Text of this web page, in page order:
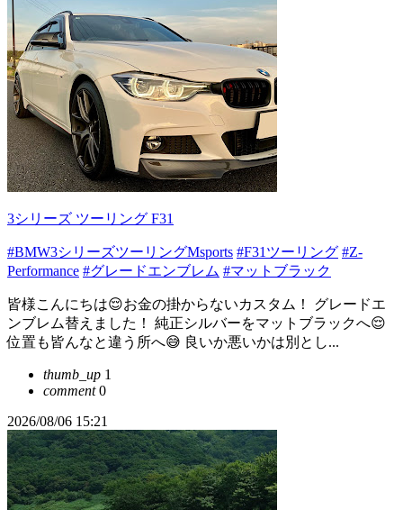
3シリーズ ツーリング F31
#BMW3シリーズツーリングMsports #F31ツーリング #Z-
Performance #グレードエンブレム #マットブラック
皆様こんにちは😌お金の掛からないカスタム！ グレードエ
ンブレム替えました！ 純正シルバーをマットブラックへ😌
位置も皆んなと違う所へ😅 良いか悪いかは別とし...
thumb_up 1
comment0
2026/08/06 15:21